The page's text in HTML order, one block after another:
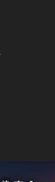
ト Vol.28
峰の夜景とハ
。『東カレ恵